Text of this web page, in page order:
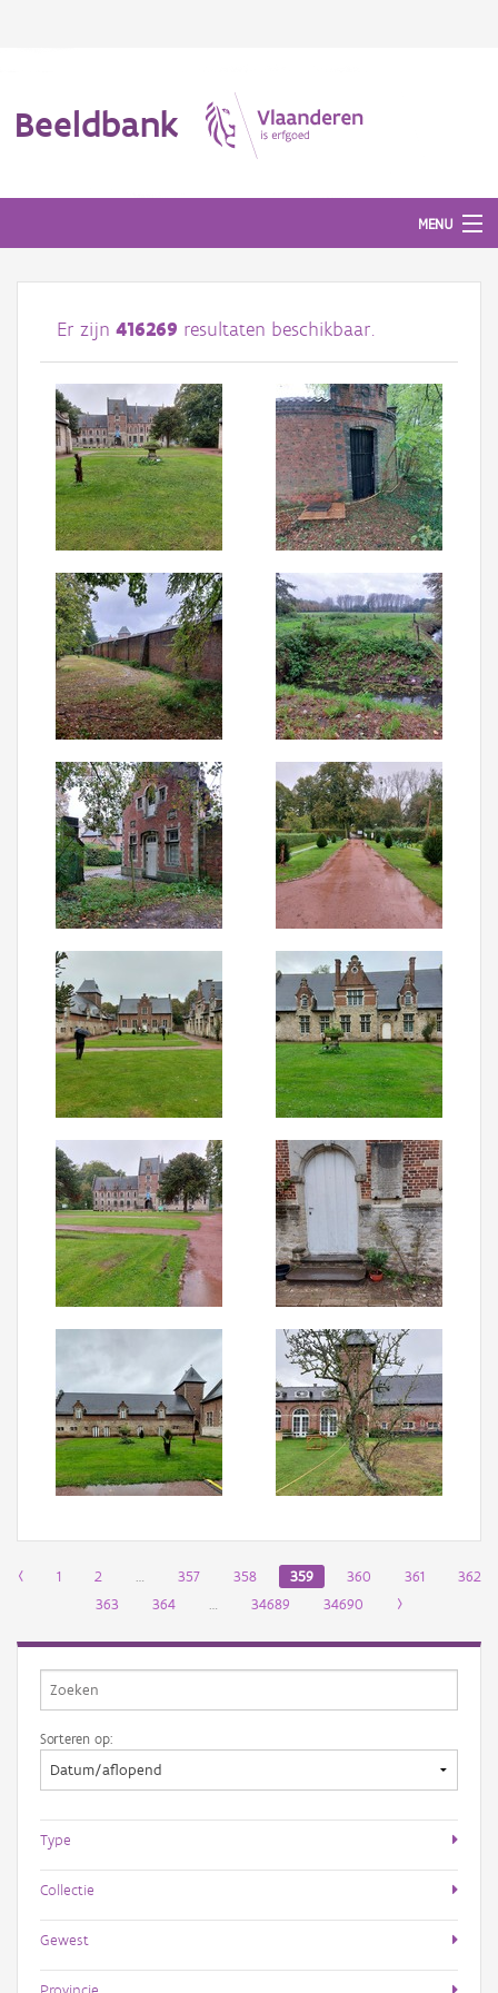
Beeldbank
MENU
Afbeeldingen
#BeeldIndeKijker
Hergebruik
Over ons
Aanmelden
Er zijn 416269 resultaten beschikbaar.
‹ 1 2 … 357 358 359 360 361
362
363
364 … 34689 34690 ›
Sorteren op:
Type
Collectie
Gewest